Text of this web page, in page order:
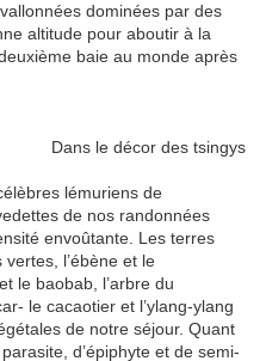
dominées par des
altitude pour aboutir à la
baie au monde après
des tsingys
lémuriens de
de nos randonnées
envoûtante. Les terres
l’ébène et le
le baobab, l’arbre du
le cacaotier et l’ylang-ylang
de notre séjour. Quant
d’épiphyte et de semi-